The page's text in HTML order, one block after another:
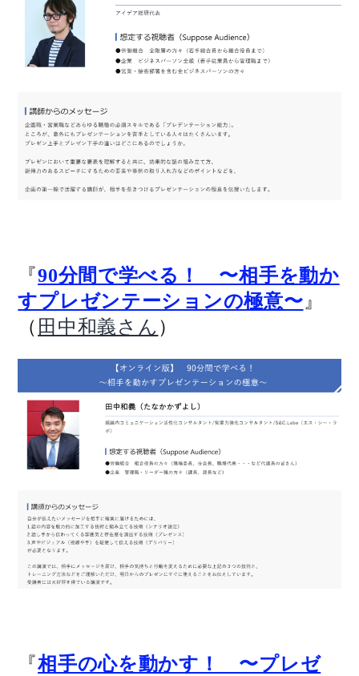
『90分間で学べる！ 〜相手を動か
すプレゼンテーションの極意〜 』
（ 田中和義さん ）
『相手の心を動かす！ 〜プレゼ